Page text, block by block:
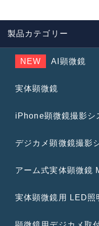
製品カテゴリー
NEW AI顕微鏡
実体顕微鏡
iPhone顕微鏡撮影シ
デジカメ顕微鏡撮影
アーム式実体顕微鏡
実体顕微鏡用 LED照